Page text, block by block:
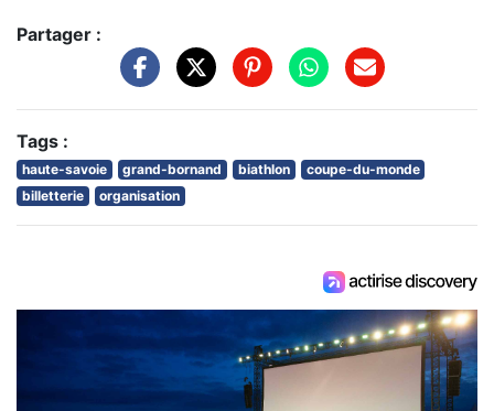
Partager :
Tags :
haute-savoie grand-bornand biathlon
coupe-du-monde
billetterie
organisation